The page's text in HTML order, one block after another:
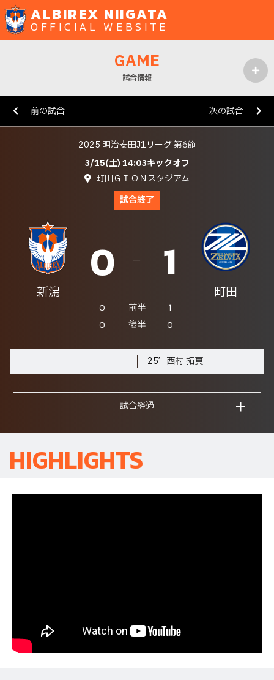
ALBIREX NIIGATA
OFFICIAL WEBSITE
GAME
試合情報
前の試合
次の試合
2025 明治安田J1リーグ 第6節
3/15(土) 14:03キックオフ
町田ＧＩＯＮスタジアム
試合終了
新潟
0 1
町田
0 前半
1
0
後半 0
西村 拓真
25’
試合経過
HIGHLIGHTS